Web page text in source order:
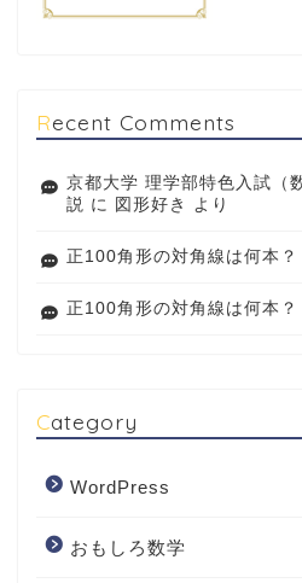
Recent Comments
京都大学 理学部特色入試（
説 に 図形好き より
正100角形の対角線は何本？
正100角形の対角線は何本？
Category
WordPress
おもしろ数学